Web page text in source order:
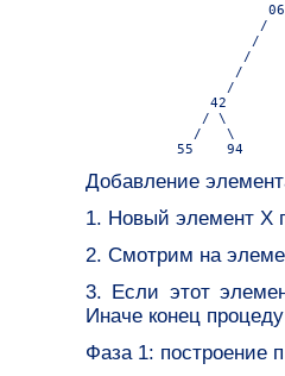
                      06
/
/
/
/
/
42
/ \
/   \
Добавление
1. Hовый элемент Х
2. Смотрим на
3. Если этот
Иначе конец
Фаза 1: построение